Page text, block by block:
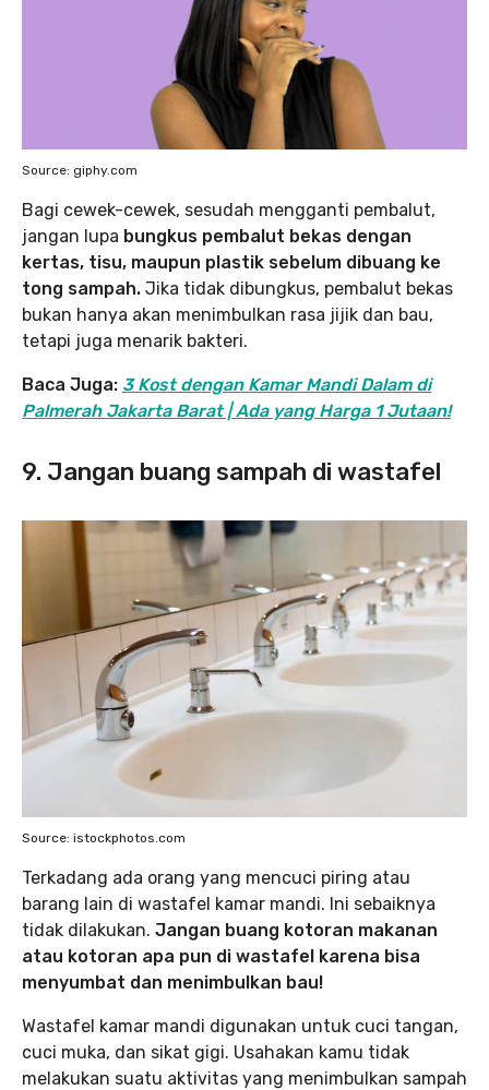
Source: giphy.com
Bagi cewek-cewek, sesudah mengganti pembalut,
jangan lupa bungkus pembalut bekas dengan
kertas, tisu, maupun plastik sebelum dibuang ke
tong sampah. Jika tidak dibungkus, pembalut bekas
bukan hanya akan menimbulkan rasa jijik dan bau,
tetapi juga menarik bakteri.
Baca Juga: 3 Kost dengan Kamar Mandi Dalam di
Palmerah Jakarta Barat | Ada yang Harga 1 Jutaan!
9. Jangan buang sampah di wastafel
Source: istockphotos.com
Terkadang ada orang yang mencuci piring atau
barang lain di wastafel kamar mandi. Ini sebaiknya
tidak dilakukan. Jangan buang kotoran makanan
atau kotoran apa pun di wastafel karena bisa
menyumbat dan menimbulkan bau!
Wastafel kamar mandi digunakan untuk cuci tangan,
cuci muka, dan sikat gigi. Usahakan kamu tidak
melakukan suatu aktivitas yang menimbulkan sampah